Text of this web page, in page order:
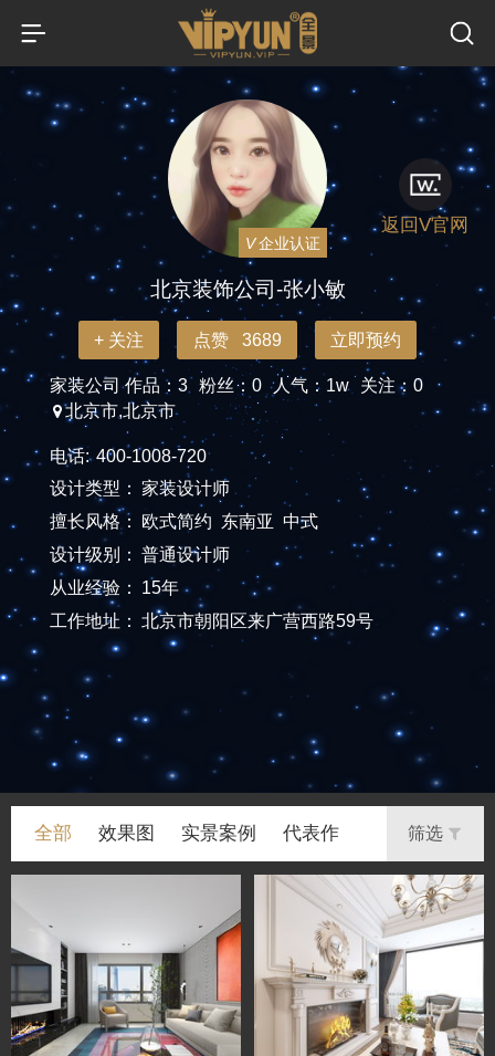
V企业认证
北京装饰公司-张小敏
+ 关注 点赞 3689 立即预约
家装公司 作品：3 粉丝：0 人气：1w
关注：0
北京市,北京市
电话: 400-1008-720
设计类型：
家装设计师
擅长风格：
欧式简约 东南亚 中式
设计级别：
普通设计师
从业经验：
15年
工作地址：
北京市朝阳区来广营西路59号
返回V官网
全部 效果图 实景案例 代表作 筛选